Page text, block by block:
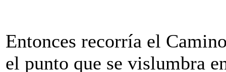
Entonces recorría el
el punto que se vislumbra